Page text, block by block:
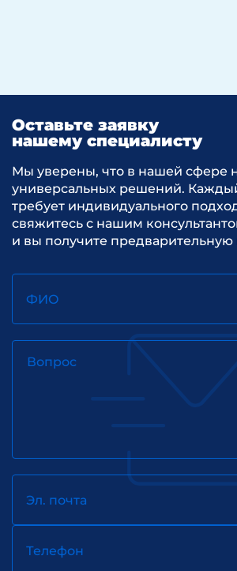
Оставьте заявку
нашему специалисту
Мы уверены, что в нашей сфере
универсальных решений.
требует индивидуального
свяжитесь с нашим
и вы получите предварительную
ФИО
Вопрос
Эл. почта
Телефон